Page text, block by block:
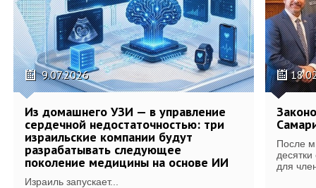
9.07.2026
Из домашнего УЗИ — в управление
сердечной недостаточностью: три
израильские компании будут
разрабатывать следующее
поколение медицины на основе ИИ
Израиль запускает...
После
для